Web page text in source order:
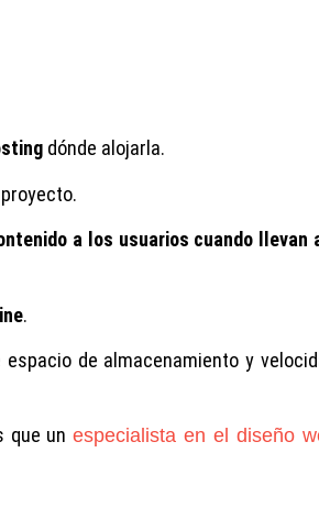
dónde alojarla.
a los usuarios cuando llevan
.
de almacenamiento y
que unespecialista en el diseño